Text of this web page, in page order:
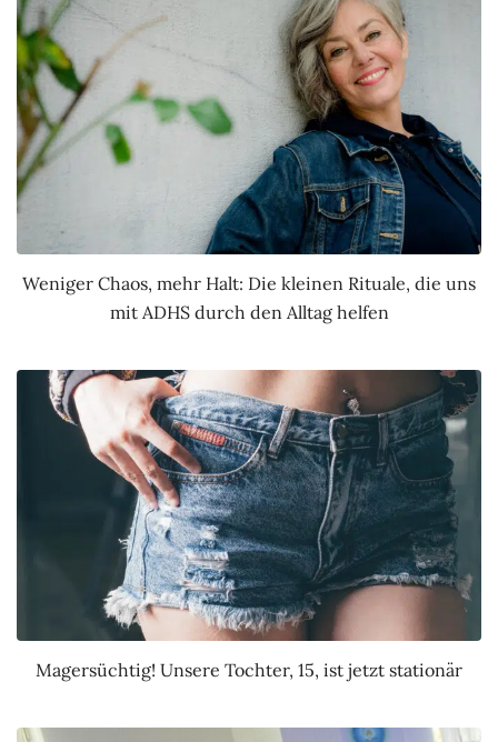
Weniger Chaos, mehr Halt: Die kleinen Rituale, die uns
mit ADHS durch den Alltag helfen
Magersüchtig! Unsere Tochter, 15, ist jetzt stationär